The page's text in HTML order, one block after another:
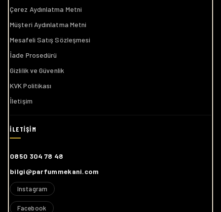
Müşteri Aydınlatma Metni
Mesafeli Satış Sözleşmesi
İade Prosedürü
Gizlilik ve Güvenlik
KVK Politikası
İletişim
0850 304 78 48
bilgi@parfummekani.com
Instagram
Facebook